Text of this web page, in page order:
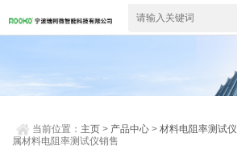
当前位置： 主页 > 产品中心 >材料电阻率测试仪
属材料电阻率测试仪销售